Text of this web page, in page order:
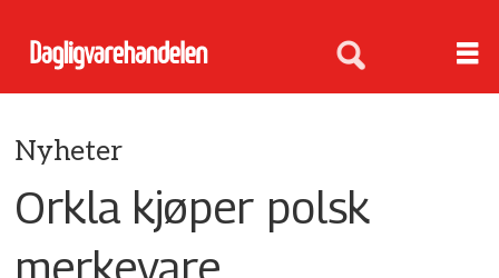
Nyheter
Orkla kjøper polsk
merkevare